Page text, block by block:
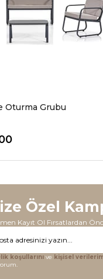
Oturma Grubu
Özel
Kayıt Ol Fırsatlardan
koşullarınıve kişisel